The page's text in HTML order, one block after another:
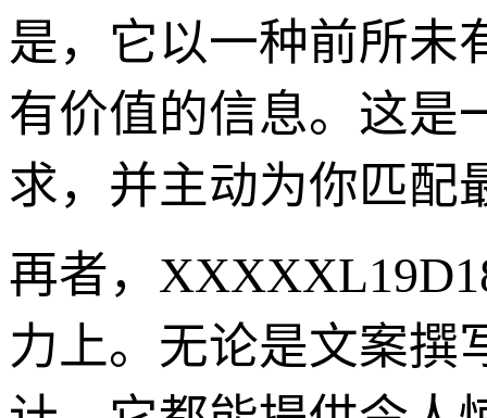
是，它以一种前所未
有价值的信息。这是
求，并主动为你匹配
再者，
力上。无论是文案撰